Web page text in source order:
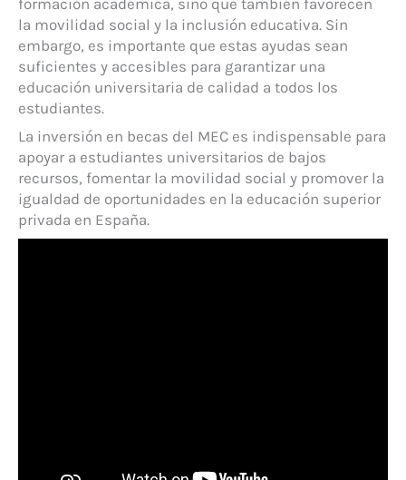
la movilidad social y la inclusión educativa. Sin
embargo, es importante que estas ayudas sean
suficientes y accesibles para garantizar una
educación universitaria de calidad a todos los
estudiantes.
La inversión en becas del MEC es indispensable para
apoyar a estudiantes universitarios de bajos
recursos, fomentar la movilidad social y promover la
igualdad de oportunidades en la educación superior
privada en España.